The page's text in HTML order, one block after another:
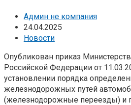
Админ не компания
24.04.2025
Новости
Опубликован приказ
Российской Федерации от
установлении порядка
железнодорожных путей
(железнодорожные переезды) и